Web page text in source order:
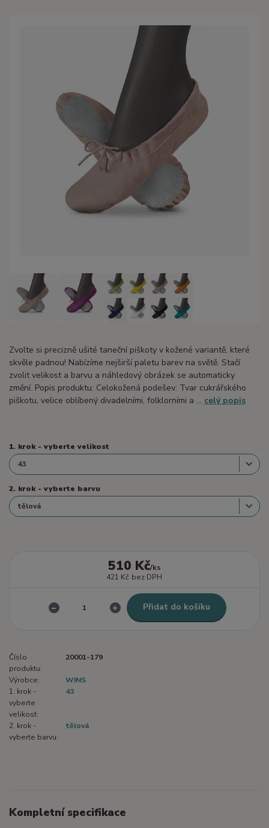
Zvolte si precizně ušité taneční piškoty v kožené variantě, které
skvěle padnou! Nabízíme nejširší paletu barev na světě. Stačí
zvolit velikost a barvu a náhledový obrázek se automaticky
změní. Popis produktu: Celokožená podešev: Tvar cukrářského
piškotu, velice oblíbený divadelními, folklorními a ... celý popis
1. krok - vyberte velikost
2. krok - vyberte barvu
510 Kč/ks
421 Kč bez DPH
Přidat do košíku
Číslo
produktu:
20001-179
Výrobce:
WINS
1. krok -
vyberte
velikost:
43
2. krok -
vyberte barvu:
tělová
Kompletní specifikace